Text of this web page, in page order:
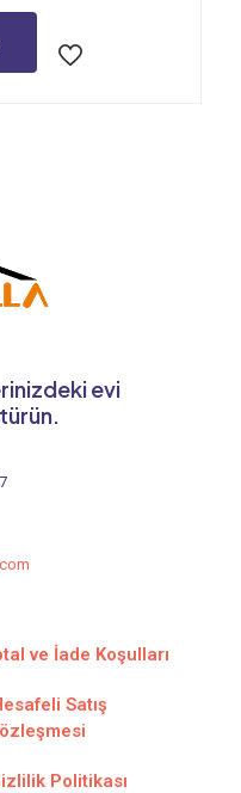
evi
ve İade Koşulları
Satış
Politikası